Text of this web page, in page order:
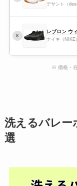
デサント（
8
レブロン ウ
ナイキ（NIKE）
※ 価格・
洗えるバレー
選